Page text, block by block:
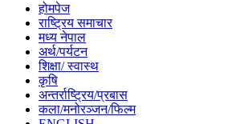
होमपेज
राष्ट्रिय समाचार
मध्य नेपाल
अर्थ/पर्यटन
शिक्षा/ स्वास्थ
कृषि
अन्तर्राष्ट्रिय/प्रबास
कला/मनोरञ्जन/फिल्म